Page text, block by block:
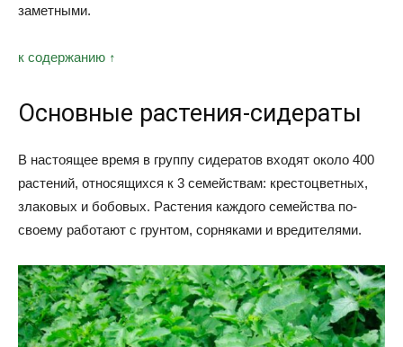
заметными.
к содержанию ↑
Основные растения-сидераты
В настоящее время в группу сидератов входят около 400
растений, относящихся к 3 семействам: крестоцветных,
злаковых и бобовых. Растения каждого семейства по-
своему работают с грунтом, сорняками и вредителями.